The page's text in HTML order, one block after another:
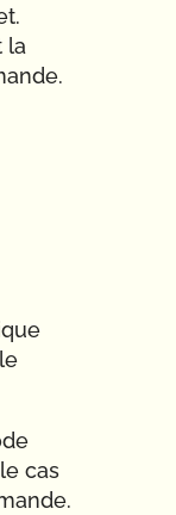
la
cas